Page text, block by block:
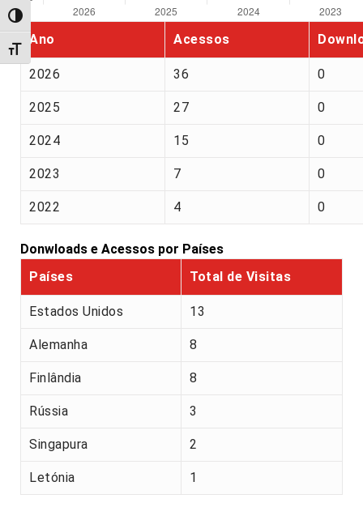
Alternar alto contraste
Alternar tamanho da fonte
Ano Acessos
2026 36 0
2025 27 0
2024 15 0
2023 7 0
2022 4 0
Donwloads e Acessos por Países
Países
Total de Visitas
Estados Unidos 13
Alemanha 8
Finlândia 8
Rússia 3
Singapura 2
Letónia 1